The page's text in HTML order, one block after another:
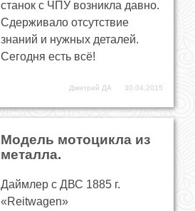
станок с ЧПУ возникла давно.
Сдерживало отсутствие
знаний и нужных деталей.
Сегодня есть всё!
Дмитрий ДА 30.04.2015
Модель мотоцикла из
металла.
Даймлер с ДВС 1885 г.
«Reitwagen»